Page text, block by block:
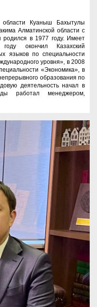
области Куаныш Бахытулы
Алматинской области с
в 1977 году. Имеет
окончил Казахский
языков по специальности
уровня», в 2008
«Экономика», в
образования по
деятельность начал в
работал менеджером,